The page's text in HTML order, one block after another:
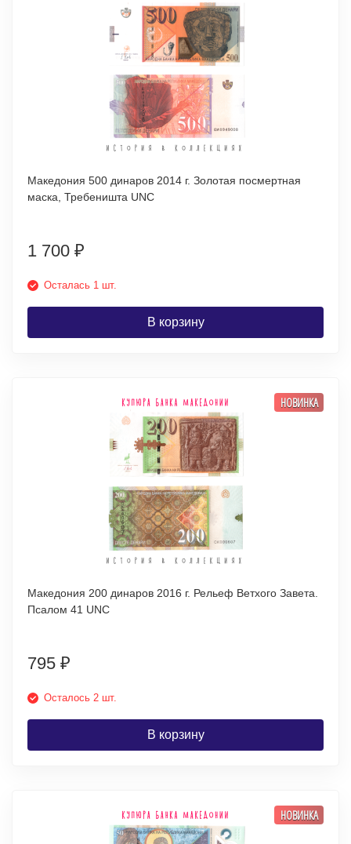
Македония 500 динаров 2014 г. Золотая посмертная
маска, Требеништа UNC
1 700 ₽
Осталась 1 шт.
В корзину
НОВИНКА
Македония 200 динаров 2016 г. Рельеф Ветхого Завета.
Псалом 41 UNC
795 ₽
Осталось 2 шт.
В корзину
НОВИНКА